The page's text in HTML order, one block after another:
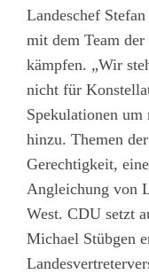
Landeschef
mit dem Team
kämpfen. „Wir
nicht für
Spekulationen um
hinzu. Themen
Gerechtigkeit,
Angleichung von
West. CDU setzt
Michael Stübgen